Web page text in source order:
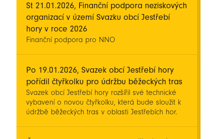
St 21.01.2026, Finanční podpora neziskových
organizací v území Svazku obcí Jestřebí
hory v roce 2026
Finanční podpora pro NNO
Po 19.01.2026, Svazek obcí Jestřebí hory
pořídil čtyřkolku pro údržbu běžeckých tras
Svazek obcí Jestřebí hory rozšířil své technické
vybavení o novou čtyřkolku, která bude sloužit k
údržbě běžeckých tras v oblasti Jestřebích hor.